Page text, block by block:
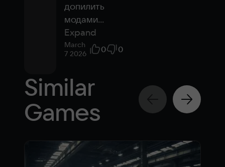
допилить
модами...
Expand
March
7 2026
0 0
Similar
Games